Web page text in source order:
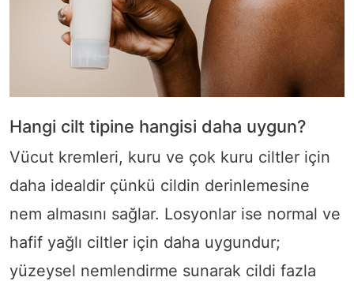
Hangi cilt tipine hangisi daha uygun?
Vücut kremleri, kuru ve çok kuru ciltler için
daha idealdir çünkü cildin derinlemesine
nem almasını sağlar. Losyonlar ise normal ve
hafif yağlı ciltler için daha uygundur;
yüzeysel nemlendirme sunarak cildi fazla